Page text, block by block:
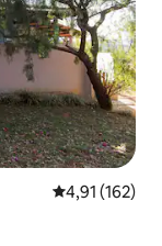
Prosječna
4,91 (162)